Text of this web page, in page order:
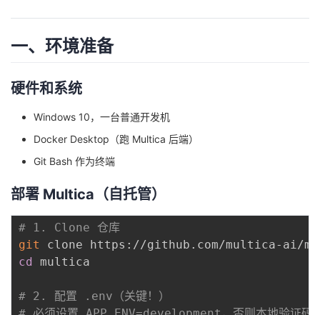
注
发
堂
的
我
Programs
的
持
我
技
的
一、环境准备
硬件和系统
Windows 10，一台普通开发机
Docker Desktop（跑 Multica 后端）
Git Bash 作为终端
部署 Multica（自托管）
# 1. Clone 仓库
git
cd
multica
# 2. 配置 .env（关键！）